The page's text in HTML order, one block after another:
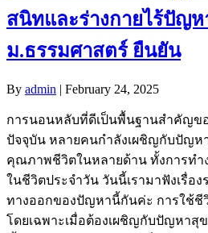
สนิทและร่างกายไร้ปัญห
ม.ธรรมศาสตร์ ยืนยัน
By admin | February 24, 2025
การนอนหลับที่ดีเป็นพื้นฐานสำคัญข
ปัจจุบัน หลายคนกำลังเผชิญกับปัญห
คุณภาพชีวิตในหลายด้าน ทั้งการท
ในชีวิตประจำวัน วันนี้เรามาฟังเรื่อ
ทางออกของปัญหานี้กันค่ะ การใช้ชีวิ
โดยเฉพาะเมื่อต้องเผชิญกับปัญหาสุ